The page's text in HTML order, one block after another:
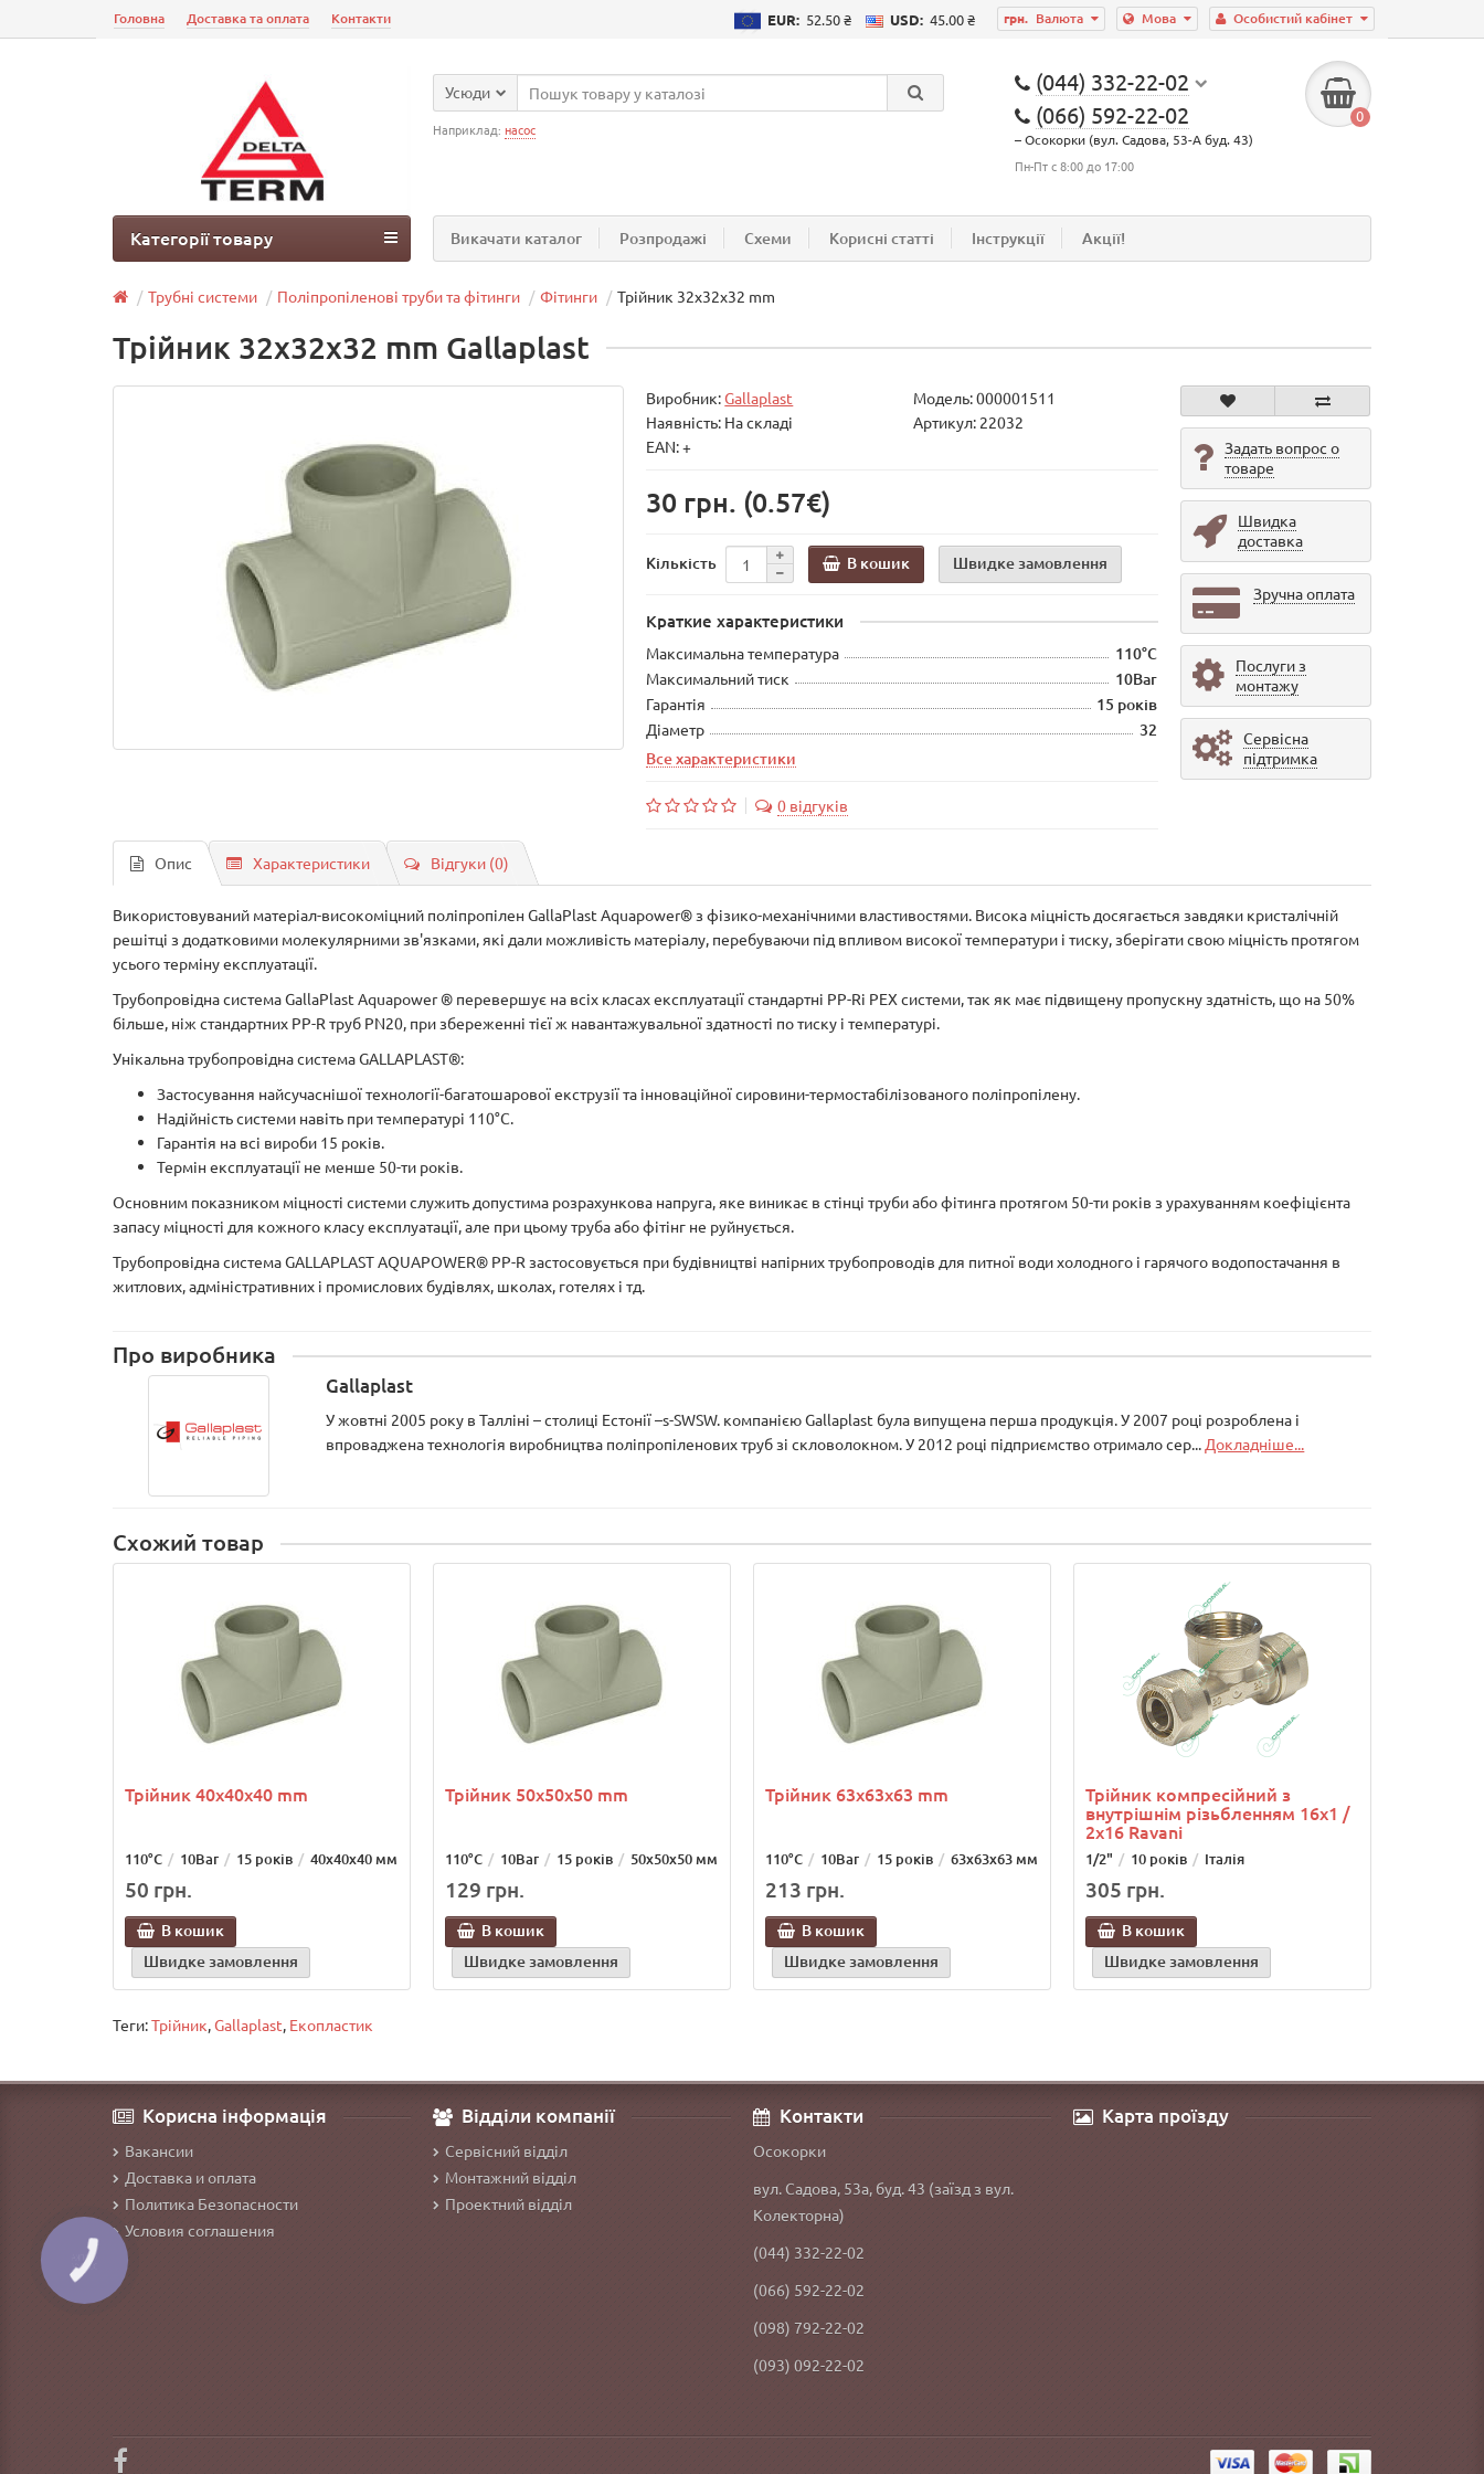
Особистий кабінет
Мова
грн. Валюта
EUR: 52.50 ₴ USD: 45.00 ₴
Головна Доставка та оплата Контакти
(044) 332-22-02
(066) 592-22-02
– Осокорки (вул. Садова, 53-А буд. 43)
Пн-Пт с 8:00 до 17:00
0
Усюди
Наприклад: насос
Викачати каталог Розпродажі Схеми Корисні статті Інструкції Акції!
Категорії товару
Трубні системи Поліпропіленові труби та фітинги Фітинги Трійник 32х32х32 mm
Трійник 32х32х32 mm Gallaplast
Виробник:Gallaplast Модель:000001511
Наявність: На складі
Артикул: 22032
EAN: +
30 грн. (0.57€)
Кількість В кошик Швидке замовлення
Краткие характеристики
Максимальна температура 110°С
Максимальний тиск 10Bar
Гарантія 15 років
Діаметр
32
Все характеристики
0 відгуків
Задать вопрос о
товаре
Швидка
доставка
Зручна оплата
Послуги з
монтажу
Сервісна
підтримка
Опис Характеристики Відгуки (0)
Використовуваний матеріал-високоміцний поліпропілен GallaPlast Aquapower® з фізико-механічними властивостями. Висока міцність досягається завдяки кристалічній
решітці з додатковими молекулярними зв'язками, які дали можливість матеріалу, перебуваючи під впливом високої температури і тиску, зберігати свою міцність протягом
усього терміну експлуатації.
Трубопровідна система GallaPlast Aquapower ® перевершує на всіх класах експлуатації стандартні PP-Rі PEX системи, так як має підвищену пропускну здатність, що на 50%
більше, ніж стандартних PP-R труб PN20, при збереженні тієї ж навантажувальної здатності по тиску і температурі.
Унікальна трубопровідна система GALLAPLAST®:
Застосування найсучаснішої технології-багатошарової екструзії та інноваційної сировини-термостабілізованого поліпропілену.
Надійність системи навіть при температурі 110°С.
Гарантія на всі вироби 15 років.
Термін експлуатації не менше 50-ти років.
Основним показником міцності системи служить допустима розрахункова напруга, яке виникає в стінці труби або фітинга протягом 50-ти років з урахуванням коефіцієнта
запасу міцності для кожного класу експлуатації, але при цьому труба або фітінг не руйнується.
Трубопровідна система GALLAPLAST AQUAPOWER® PP-R застосовується при будівництві напірних трубопроводів для питної води холодного і гарячого водопостачання в
житлових, адміністративних і промислових будівлях, школах, готелях і тд.
Про виробника
Gallaplast
У жовтні 2005 року в Талліні – столиці Естонії –s-SWSW. компанією Gallaplast була випущена перша продукція. У 2007 році розроблена і
впроваджена технологія виробництва поліпропіленових труб зі скловолокном. У 2012 році підприємство отримало сер... Докладніше...
Схожий товар
Трійник 40х40х40 mm
110°С 10Bar 15 років 40х40х40 мм
50 грн.
В кошик
Швидке замовлення
Трійник 50х50х50 mm
110°С 10Bar 15 років 50х50х50 мм
129 грн.
В кошик
Швидке замовлення
Трійник 63х63х63 mm
110°С 10Bar 15 років 63х63х63 мм
213 грн.
В кошик
Швидке замовлення
Трійник компресійний з
внутрішнім різьбленням 16х1 /
2х16 Ravani
1/2" 10 років Італія
305 грн.
В кошик
Швидке замовлення
Теги:Трійник,Gallaplast, Екопластик
Корисна інформація
Вакансии
Доставка и оплата
Политика Безопасности
Условия соглашения
Відділи компанії
Сервісний відділ
Монтажний відділ
Проектний відділ
Контакти
Осокорки
вул. Садова, 53а, буд. 43 (заїзд з вул.
Колекторна)
(044) 332-22-02
(066) 592-22-02
(098) 792-22-02
(093) 092-22-02
Карта проїзду
КНОПКА
ЗВ'ЯЗКУ